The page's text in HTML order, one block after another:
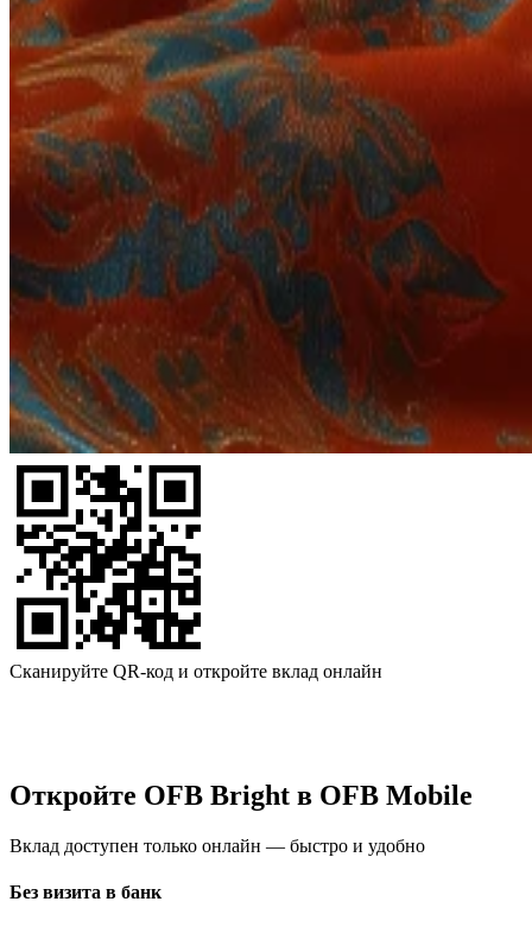
Сканируйте QR-код и откройте вклад онлайн
Откройте OFB Bright в OFB Mobile
Вклад доступен только онлайн — быстро и удобно
Без визита в банк